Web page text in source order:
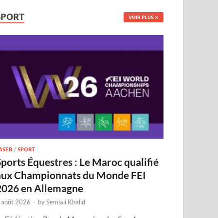
VOIR PLUS
/SPORT
Équestres : Le Maroc qualifié
Championnats du Monde FEI
en Allemagne
2026 - bySemlali Khalid